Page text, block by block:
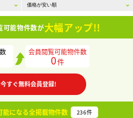
可能物件数が大幅アップ!!
会員閲覧可能物件数
0件
今すぐ無料会員登録!
能になる全掲載物件数 236件